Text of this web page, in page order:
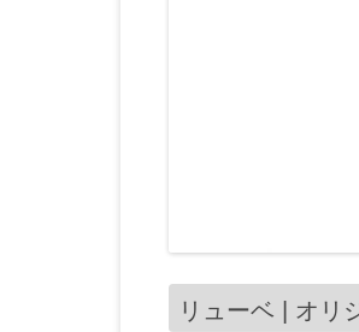
リューベ | オリ